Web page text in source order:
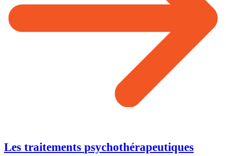
Les traitements psychothérapeutiques